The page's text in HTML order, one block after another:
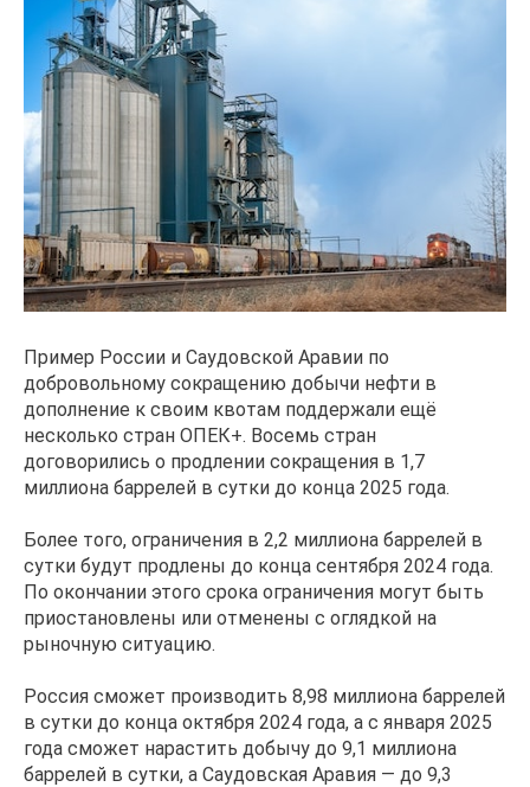
Пример России и Саудовской Аравии по
добровольному сокращению добычи нефти в
дополнение к своим квотам поддержали ещё
несколько стран ОПЕК+. Восемь стран
договорились о продлении сокращения в 1,7
миллиона баррелей в сутки до конца 2025 года.
Более того, ограничения в 2,2 миллиона баррелей в
сутки будут продлены до конца сентября 2024 года.
По окончании этого срока ограничения могут быть
приостановлены или отменены с оглядкой на
рыночную ситуацию.
Россия сможет производить 8,98 миллиона баррелей
в сутки до конца октября 2024 года, а с января 2025
года сможет нарастить добычу до 9,1 миллиона
баррелей в сутки, а Саудовская Аравия — до 9,3